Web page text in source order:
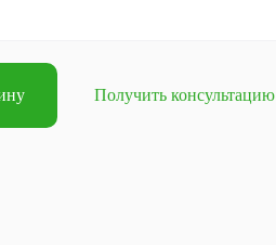
Получить консультацию